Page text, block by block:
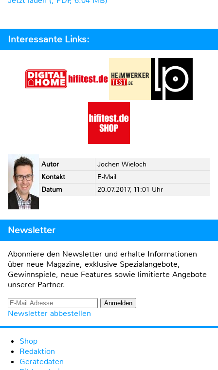
Interessante Links:
Autor
Jochen Wieloch
Kontakt
E-Mail
Datum
20.07.2017, 11:01 Uhr
Newsletter
Abonniere den Newsletter und erhalte Informationen
über neue Magazine, exklusive Spezialangebote,
Gewinnspiele, neue Features sowie limitierte Angebote
unserer Partner.
Newsletter abbestellen
Shop
Redaktion
Gerätedaten